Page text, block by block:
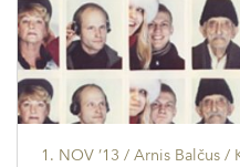
1. NOV ’13 / Arnis Balčus /